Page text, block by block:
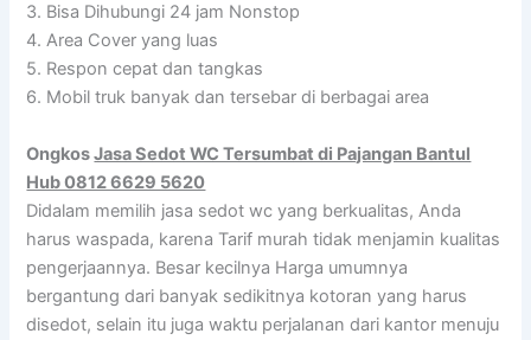
3. Bisa Dihubungi 24 jam Nonstop
4. Area Cover yang luas
5. Respon cepat dan tangkas
6. Mobil truk banyak dan tersebar di berbagai area
OngkosJasa Sedot WC Tersumbat di Pajangan Bantul
Hub 0812 6629 5620
Didalam memilih jasa sedot wc yang berkualitas, Anda
harus waspada, karena Tarif murah tidak menjamin kualitas
pengerjaannya. Besar kecilnya Harga umumnya
bergantung dari banyak sedikitnya kotoran yang harus
disedot, selain itu juga waktu perjalanan dari kantor menuju